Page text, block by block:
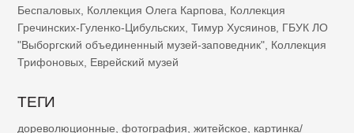
Беспаловых Коллекция Олега Карпова
Коллекция
Гречинских-Гуленко-Цибульских Тимур Хусяинов ГБУК ЛО
"Выборгский объединенный музей-заповедник" Коллекция
Трифоновых Еврейский музей
ТЕГИ
дореволюционные фотография житейское картинка/